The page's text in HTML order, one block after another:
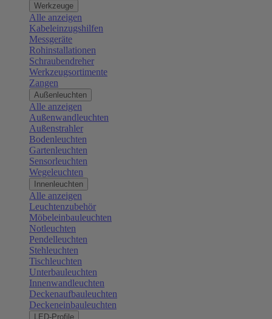
Werkzeuge
Alle anzeigen
Kabeleinzugshilfen
Messgeräte
Rohinstallationen
Schraubendreher
Werkzeugsortimente
Zangen
Außenleuchten
Alle anzeigen
Außenwandleuchten
Außenstrahler
Bodenleuchten
Gartenleuchten
Sensorleuchten
Wegeleuchten
Innenleuchten
Alle anzeigen
Leuchtenzubehör
Möbeleinbauleuchten
Notleuchten
Pendelleuchten
Stehleuchten
Tischleuchten
Unterbauleuchten
Innenwandleuchten
Deckenaufbauleuchten
Deckeneinbauleuchten
LED-Profile